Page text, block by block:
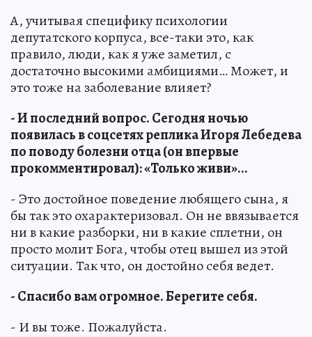
А, учитывая специфику психологии
депутатского корпуса, все-таки это, как
правило, люди, как я уже заметил, с
достаточно высокими амбициями… Может, и
это тоже на заболевание влияет?
- И последний вопрос. Сегодня ночью
появилась в соцсетях реплика Игоря Лебедева
по поводу болезни отца (он впервые
прокомментировал): «Только живи»...
- Это достойное поведение любящего сына, я
бы так это охарактеризовал. Он не ввязывается
ни в какие разборки, ни в какие сплетни, он
просто молит Бога, чтобы отец вышел из этой
ситуации. Так что, он достойно себя ведет.
- Спасибо вам огромное. Берегите себя.
- И вы тоже. Пожалуйста.